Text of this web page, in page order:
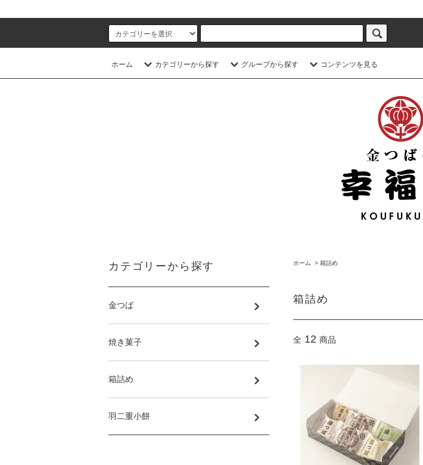
ホーム カテゴリーから探す グループから探す コンテンツを見る
ホーム > 箱詰め
箱詰め
全 12 商品
カテゴリーから探す
金つば
焼き菓子
箱詰め
羽二重小餅